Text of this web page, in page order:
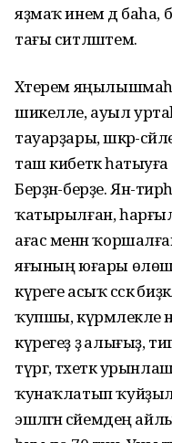
яҙмаҡ инем дә баһа,
тағы ситләштем.
Хәтерем яңылышмаһа
шикелле, ауыл
тауарҙары, шәкәр-
таш кибеткә
Берҙән-берҙе. Ян-
ҡатырылған,
ағас менән
яғының юғары
күреге асыҡ сәскә
ҡупшы, күрмәлекле
күрегеҙ ҙә алығыҙ,
түргә, тәхеткә
ҡунаҡлатып
эшләгән әсәйемдең